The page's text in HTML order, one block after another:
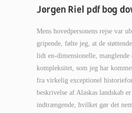
Jørgen Riel pdf bog
Mens hovedpersonens rejse var
gripende, følte jeg, at de
lidt en-dimensionelle, manglende
kompleksitet, som jeg har
fra virkelig exceptionel
beskrivelse af Alaskas landskab
indtrængende, hvilket gør det